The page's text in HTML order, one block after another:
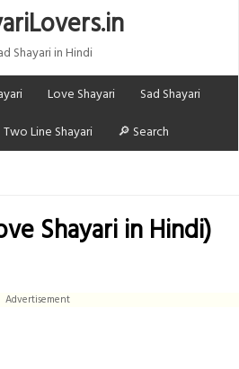
Shayari in Hindi
Love Shayari
Sad Shayari
Two Line Shayari 🔎 Search
Shayari in Hindi)
Advertisement